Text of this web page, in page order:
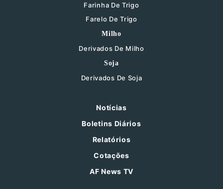
Farinha De Trigo
Farelo De Trigo
Milho
Derivados De Milho
Soja
Derivados De Soja
Notícias
Boletins Diários
Relatórios
Cotações
AF News TV